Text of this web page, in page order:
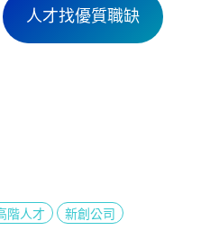
人才找優質職缺
階人才
新創公司